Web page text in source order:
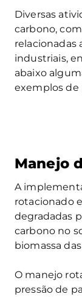
Diversas
carbono,
relacionadas
industriais,
abaixo
exemplos de
Manejo
A
rotacionado
degradadas
carbono no
biomassa
O manejo
pressão de